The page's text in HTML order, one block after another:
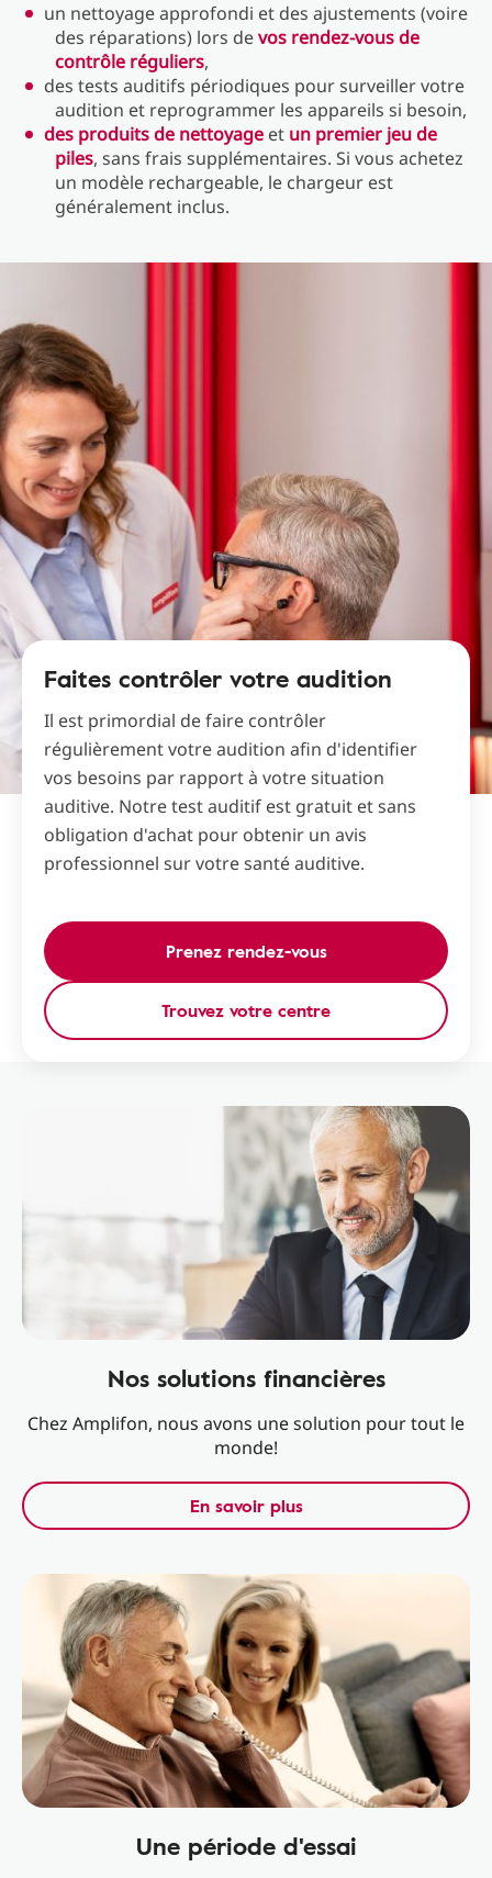
un nettoyage approfondi et des ajustements (voire
des réparations) lors devos rendez-vous de
contrôle réguliers,
des tests auditifs périodiques pour surveiller votre
audition et reprogrammer les appareils si besoin,
des produits de nettoyage et un premier jeu de
piles, sans frais supplémentaires. Si vous achetez
un modèle rechargeable, le chargeur est
généralement inclus.
Faites contrôler votre audition
Il est primordial de faire contrôler
régulièrement votre audition afin d'identifier
vos besoins par rapport à votre situation
auditive. Notre test auditif est gratuit et sans
obligation d'achat pour obtenir un avis
professionnel sur votre santé auditive.
Prenez rendez-vous
Trouvez votre centre
Nos solutions financières
Chez Amplifon, nous avons une solution pour tout le
monde!
En savoir plus
Une période d'essai